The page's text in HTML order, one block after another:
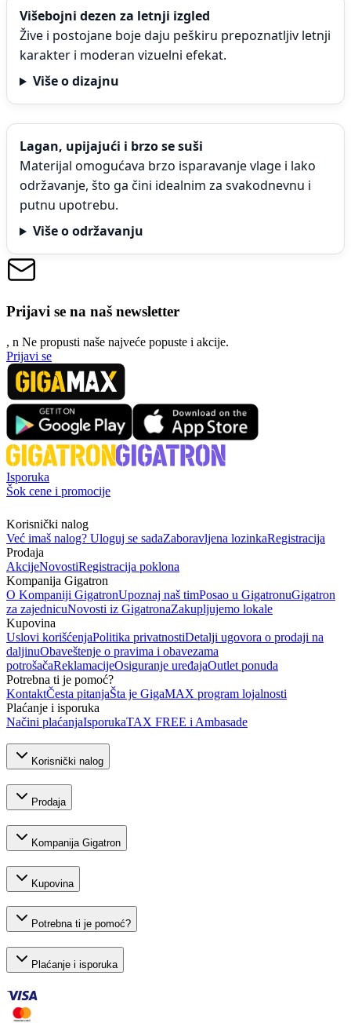
Višebojni dezen za letnji izgled
Žive i postojane boje daju peškiru prepoznatljiv letnji
karakter i moderan vizuelni efekat.
Više o dizajnu
Lagan, upijajući i brzo se suši
Materijal omogućava brzo isparavanje vlage i lako
održavanje, što ga čini idealnim za svakodnevnu i
putnu upotrebu.
Više o održavanju
Prijavi se na naš newsletter
, n Ne propusti naše najveće popuste i akcije.
Prijavi se
Isporuka
Šok cene i promocije
Korisnički nalog
Već imaš nalog? Uloguj se sadaZaboravljena lozinkaRegistracija
Prodaja
AkcijeNovostiRegistracija poklona
Kompanija Gigatron
O Kompaniji GigatronUpoznaj naš timPosao u GigatronuGigatron
za zajednicuNovosti iz GigatronaZakupljujemo lokale
Kupovina
Uslovi korišćenjaPolitika privatnostiDetalji ugovora o prodaji na
daljinuObaveštenje o pravima i obavezama
potrošačaReklamacijeOsiguranje uređajaOutlet ponuda
Potrebna ti je pomoć?
KontaktČesta pitanjaŠta je GigaMAX program lojalnosti
Plaćanje i isporuka
Načini plaćanjaIsporukaTAX FREE i Ambasade
Korisnički nalog
Prodaja
Kompanija Gigatron
Kupovina
Potrebna ti je pomoć?
Plaćanje i isporuka